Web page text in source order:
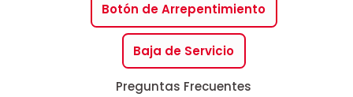
Botón de Arrepentimiento
Baja de Servicio
Preguntas Frecuentes